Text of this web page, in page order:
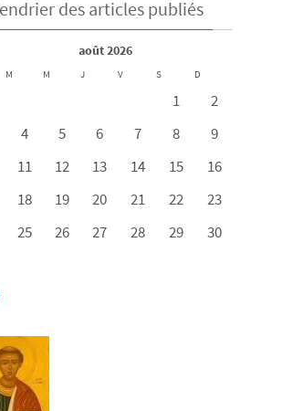
des articles publiés
août 2026
M M J V S D
1
2
4 5 6 7 8
9
11 12 13 14 15
16
18 19 20 21 22
23
25 26 27 28 29
30